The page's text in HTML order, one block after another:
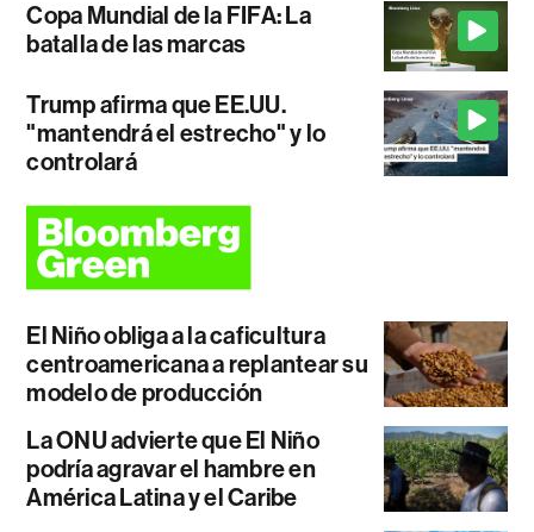
Copa Mundial de la FIFA: La
batalla de las marcas
Trump afirma que EE.UU.
"mantendrá el estrecho" y lo
controlará
El Niño obliga a la caficultura
centroamericana a replantear su
modelo de producción
La ONU advierte que El Niño
podría agravar el hambre en
América Latina y el Caribe